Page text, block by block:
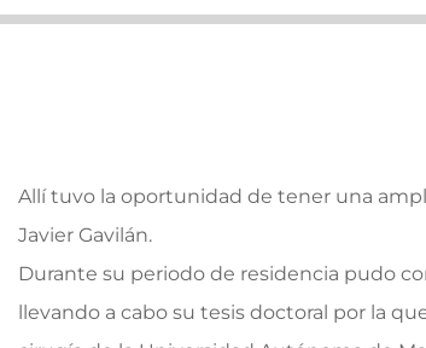
Allí tuvo la oportunidad de tener una
Javier Gavilán.
Durante su periodo de residencia pudo
llevando a cabo su tesis doctoral por la